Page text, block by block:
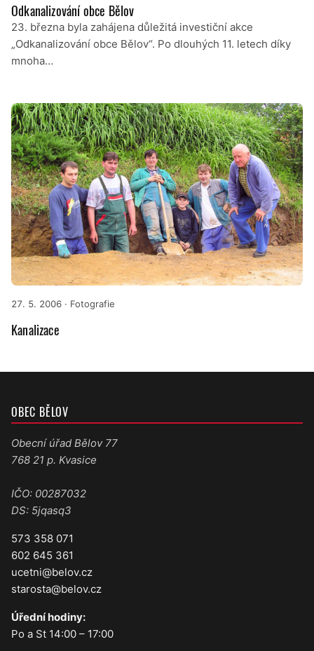
Odkanalizování obce Bělov
23. března byla zahájena důležitá investiční akce
„Odkanalizování obce Bělov“. Po dlouhých 11. letech díky
mnoha…
27. 5. 2006 · Fotografie
Kanalizace
OBEC BĚLOV
Obecní úřad Bělov 77
768 21 p. Kvasice
IČO: 00287032
DS: 5jqasq3
573 358 071
602 645 361
ucetni@belov.cz
starosta@belov.cz
Úřední hodiny:
Po a St 14:00 – 17:00